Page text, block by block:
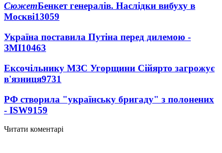
СюжетБенкет генералів. Наслідки вибуху в
Москві13059
Україна поставила Путіна перед дилемою -
ЗМІ10463
Ексочільнику МЗС Угорщини Сійярто загрожує
в'язниця9731
РФ створила "українську бригаду" з полонених
- ISW9159
Читати коментарі